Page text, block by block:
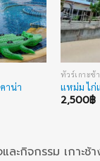
าน่า
ทัวร์เกาะช้
แหม่ม ไก่
2,500฿
ละกิจกรรม เกาะช้